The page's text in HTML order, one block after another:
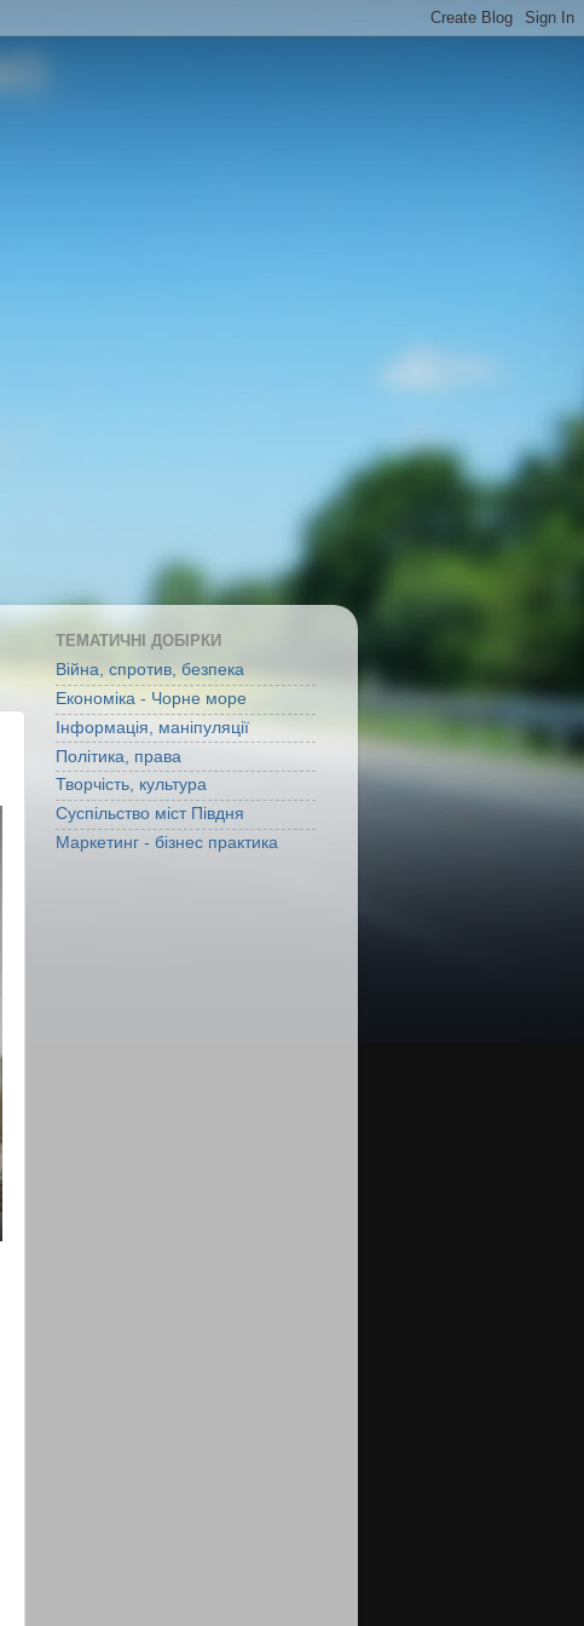
ТЕМАТИЧНІ ДОБІРКИ
Війна, спротив, безпека
Економіка - Чорне море
Інформація, маніпуляції
Політика, права
Творчість, культура
Суспільство міст Півдня
Маркетинг - бізнес практика